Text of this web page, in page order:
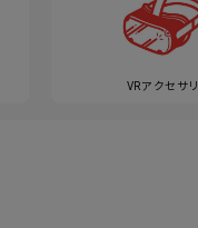
VRアクセサリ